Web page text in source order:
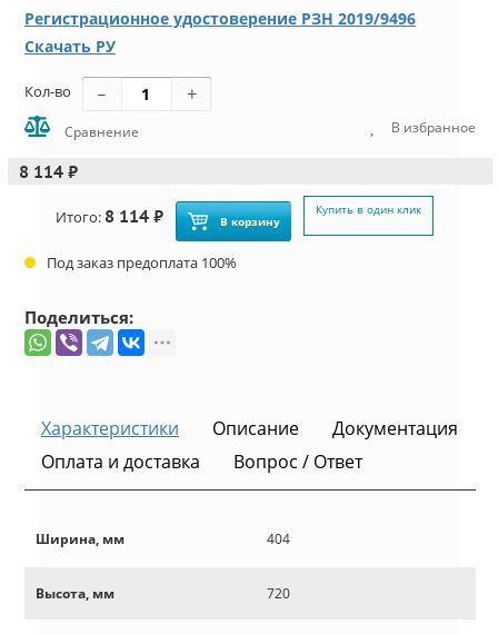
Регистрационное удостоверение РЗН 2019/9496
Скачать РУ
Кол-во
Сравнение В избранное
8 114 ₽
Итого: 8 114 ₽ В корзину
Купить в один клик
Под заказ предоплата 100%
Поделиться:
Характеристики Описание
Документация
Оплата и доставка
Вопрос / Ответ
Ширина, мм 404
Высота, мм 720